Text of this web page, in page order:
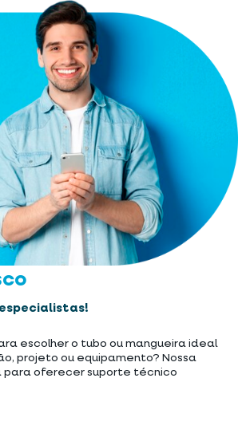
especialistas!
escolher o tubo ou mangueira ideal
projeto ou equipamento? Nossa
para oferecer suporte técnico